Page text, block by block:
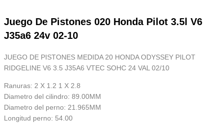
Juego De Pistones 020 Honda Pilot 3.5l V6
J35a6 24v 02-10
JUEGO DE PISTONES MEDIDA 20 HONDA ODYSSEY PILOT
RIDGELINE V6 3.5 J35A6 VTEC SOHC 24 VAL 02/10
Ranuras: 2 X 1.2 1 X 2.8
Diametro del cilindro: 89.00MM
Diametro del perno: 21.965MM
Longitud perno: 54.00